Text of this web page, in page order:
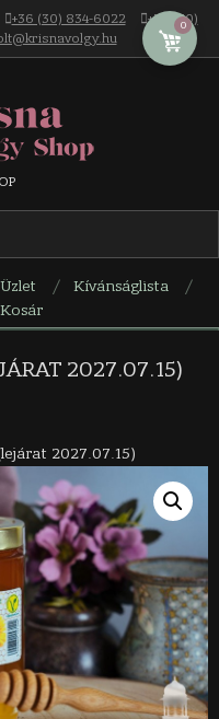
+36 (30) 834-6022
+36 (30)
Üzlet
Kívánságlista
Kosár
2027.07.15)
2027.07.15)
0